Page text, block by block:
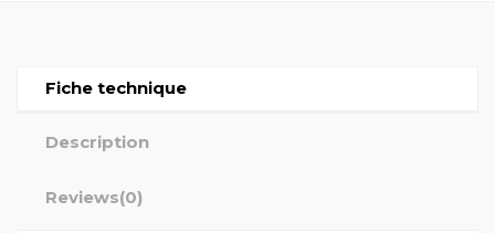
Fiche technique
Description
Reviews(0)